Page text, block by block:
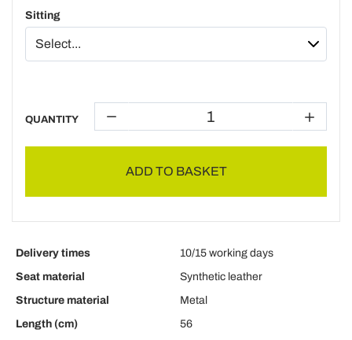
Sitting
QUANTITY
ADD TO BASKET
Delivery times
10/15 working days
Seat material
Synthetic leather
Structure material
Metal
Length (cm)
56